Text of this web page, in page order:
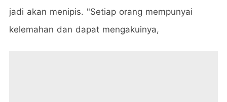
jadi akan menipis. "Setiap orang mempunyai
kelemahan dan dapat mengakuinya,